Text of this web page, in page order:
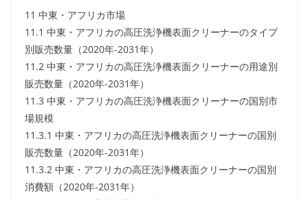
11 中東・アフリカ市場
11.1 中東・アフリカの高圧洗浄機表面クリーナーのタイプ
別販売数量（2020年-2031年）
11.2 中東・アフリカの高圧洗浄機表面クリーナーの用途別
販売数量（2020年-2031年）
11.3 中東・アフリカの高圧洗浄機表面クリーナーの国別市
場規模
11.3.1 中東・アフリカの高圧洗浄機表面クリーナーの国別
販売数量（2020年-2031年）
11.3.2 中東・アフリカの高圧洗浄機表面クリーナーの国別
消費額（2020年-2031年）